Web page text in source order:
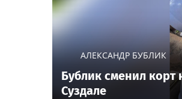
АЛЕКСАНДР БУБЛИК
Бублик сменил корт
Суздале